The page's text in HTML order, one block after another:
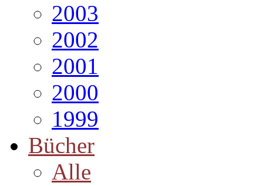
2003
2002
2001
2000
1999
Bücher
Alle